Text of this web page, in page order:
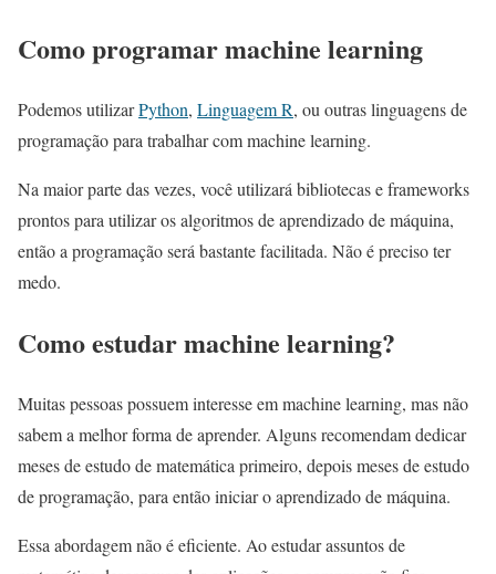
Como programar machine learning
Podemos utilizarPython, Linguagem R, ou outras linguagens de
programação para trabalhar com machine learning.
Na maior parte das vezes, você utilizará bibliotecas e frameworks
prontos para utilizar os algoritmos de aprendizado de máquina,
então a programação será bastante facilitada. Não é preciso ter
medo.
Como estudar machine learning?
Muitas pessoas possuem interesse em machine learning, mas não
sabem a melhor forma de aprender. Alguns recomendam dedicar
meses de estudo de matemática primeiro, depois meses de estudo
de programação, para então iniciar o aprendizado de máquina.
Essa abordagem não é eficiente. Ao estudar assuntos de